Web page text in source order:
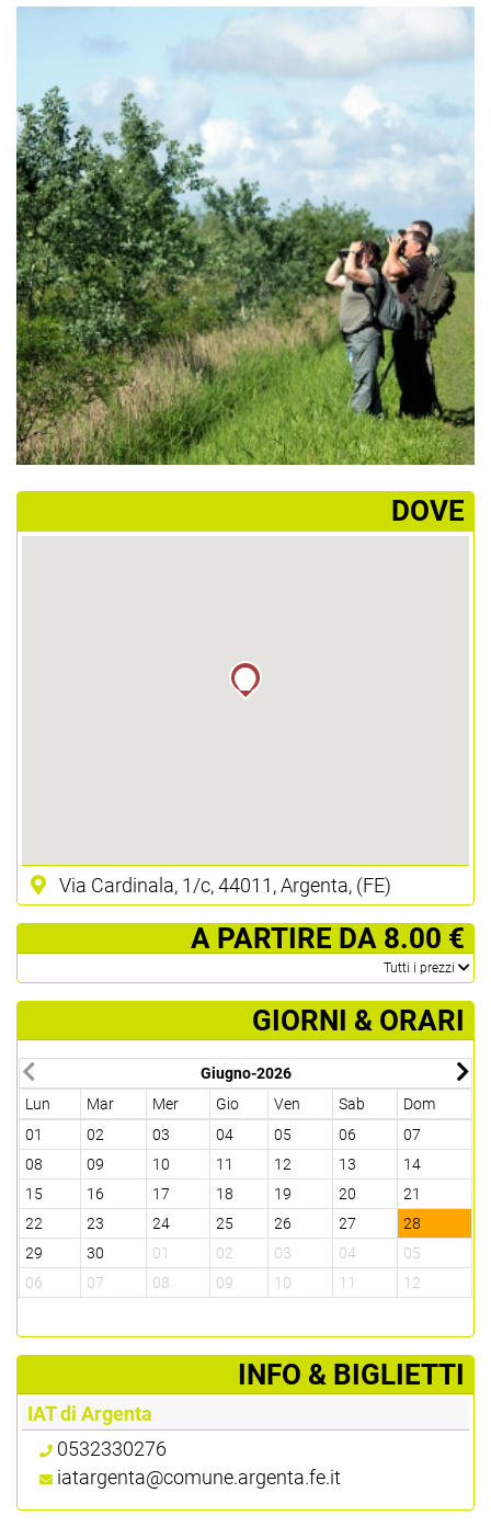
­DOVE
Via Cardinala, 1/c, 44011, Argenta, (FE)
­ A PARTIRE DA 8.00 €
­Tutti i prezzi
GIORNI & ORARI
Giugno-2026
Lun
Mar Mer Gio Ven Sab
Dom
01
02 03 04 05 06
07
08
09 10 11 12 13
14
15
16 17 18 19 20
21
22
23 24 25 26 27
28
29
30 01 02 03 04
05
06
07 08 09 10 11 12
­INFO & BIGLIETTI
IAT di Argenta
0532330276
iatargenta@comune.argenta.fe.it